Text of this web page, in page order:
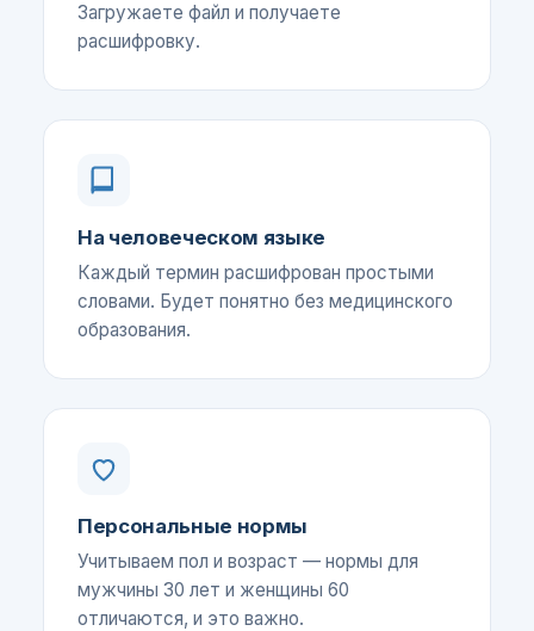
Загружаете файл и получаете
расшифровку.
На человеческом языке
Каждый термин расшифрован простыми
словами. Будет понятно без медицинского
образования.
Персональные нормы
Учитываем пол и возраст — нормы для
мужчины 30 лет и женщины 60
отличаются, и это важно.